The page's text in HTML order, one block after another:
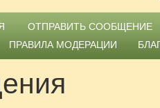
ОТПРАВИТЬ СООБЩЕНИЕ
ПРАВИЛА МОДЕРАЦИИ